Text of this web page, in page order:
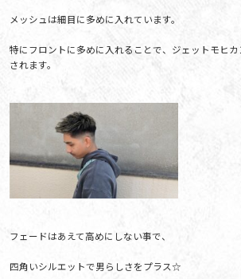
メッシュは細目に多めに入れています。
特にフロントに多めに入れることで、ジェットモヒ
されます。
フェードはあえて高めにしない事で、
四角いシルエットで男らしさをプラス☆